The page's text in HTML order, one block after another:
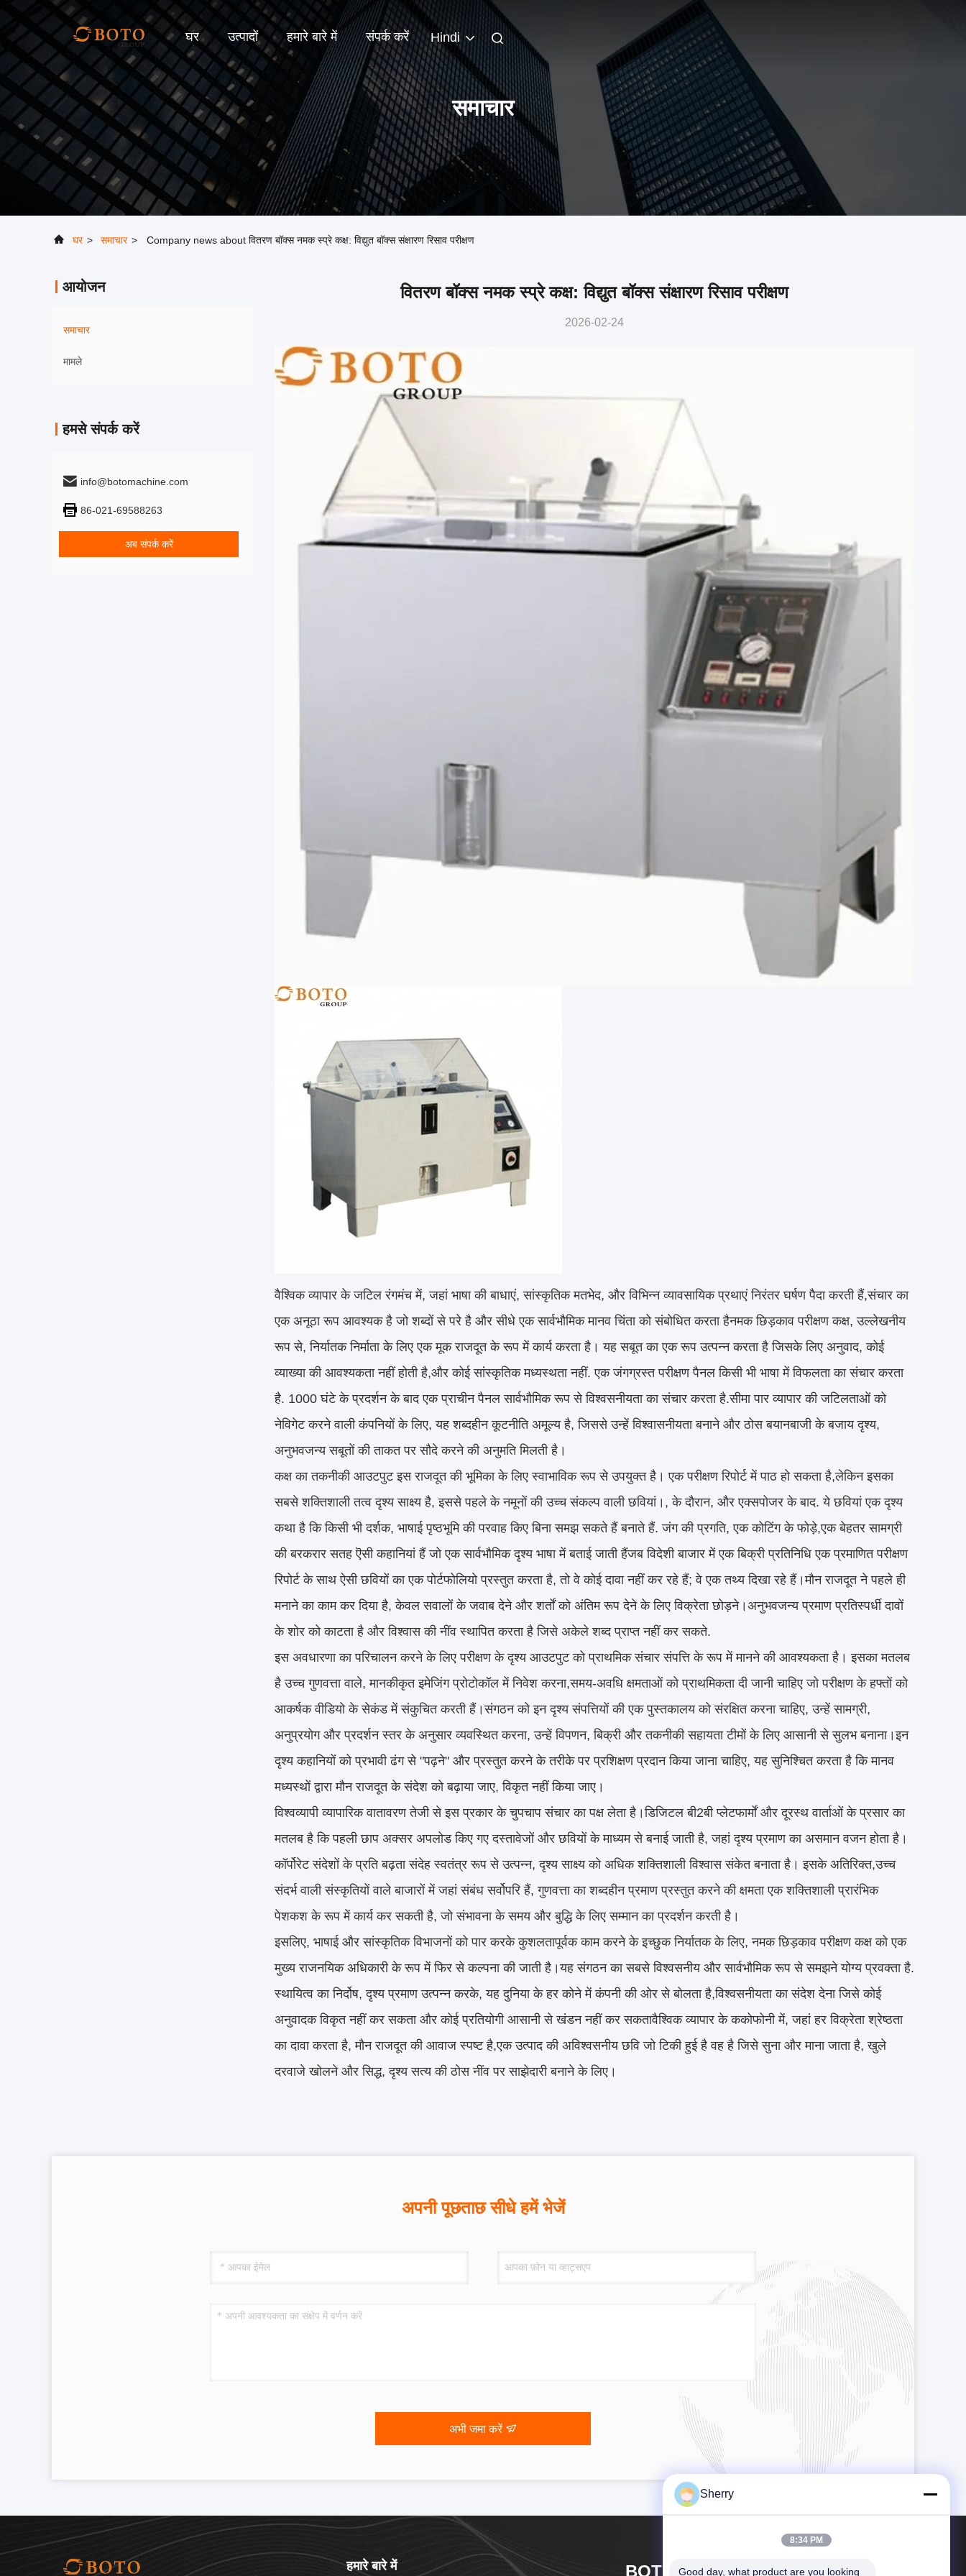
घर उत्पादों हमारे बारे में संपर्क करें Hindi
समाचार
घर > समाचार > Company news about वितरण बॉक्स नमक स्प्रे कक्ष: विद्युत बॉक्स संक्षारण रिसाव परीक्षण
आयोजन
समाचार
मामले
हमसे संपर्क करें
info@botomachine.com
86-021-69588263
अब संपर्क करें
वितरण बॉक्स नमक स्प्रे कक्ष: विद्युत बॉक्स संक्षारण रिसाव परीक्षण
2026-02-24
वैश्विक व्यापार के जटिल रंगमंच में, जहां भाषा की बाधाएं, सांस्कृतिक मतभेद, और विभिन्न व्यावसायिक प्रथाएं निरंतर घर्षण पैदा करती हैं,संचार का
एक अनूठा रूप आवश्यक है जो शब्दों से परे है और सीधे एक सार्वभौमिक मानव चिंता को संबोधित करता हैनमक छिड़काव परीक्षण कक्ष, उल्लेखनीय
रूप से, निर्यातक निर्माता के लिए एक मूक राजदूत के रूप में कार्य करता है। यह सबूत का एक रूप उत्पन्न करता है जिसके लिए अनुवाद, कोई
व्याख्या की आवश्यकता नहीं होती है,और कोई सांस्कृतिक मध्यस्थता नहीं. एक जंगग्रस्त परीक्षण पैनल किसी भी भाषा में विफलता का संचार करता
है. 1000 घंटे के प्रदर्शन के बाद एक प्राचीन पैनल सार्वभौमिक रूप से विश्वसनीयता का संचार करता है.सीमा पार व्यापार की जटिलताओं को
नेविगेट करने वाली कंपनियों के लिए, यह शब्दहीन कूटनीति अमूल्य है, जिससे उन्हें विश्वासनीयता बनाने और ठोस बयानबाजी के बजाय दृश्य,
अनुभवजन्य सबूतों की ताकत पर सौदे करने की अनुमति मिलती है।
कक्ष का तकनीकी आउटपुट इस राजदूत की भूमिका के लिए स्वाभाविक रूप से उपयुक्त है। एक परीक्षण रिपोर्ट में पाठ हो सकता है,लेकिन इसका
सबसे शक्तिशाली तत्व दृश्य साक्ष्य है, इससे पहले के नमूनों की उच्च संकल्प वाली छवियां।, के दौरान, और एक्सपोजर के बाद. ये छवियां एक दृश्य
कथा है कि किसी भी दर्शक, भाषाई पृष्ठभूमि की परवाह किए बिना समझ सकते हैं बनाते हैं. जंग की प्रगति, एक कोटिंग के फोड़े,एक बेहतर सामग्री
की बरकरार सतह ऎसी कहानियां हैं जो एक सार्वभौमिक दृश्य भाषा में बताई जाती हैंजब विदेशी बाजार में एक बिक्री प्रतिनिधि एक प्रमाणित परीक्षण
रिपोर्ट के साथ ऐसी छवियों का एक पोर्टफोलियो प्रस्तुत करता है, तो वे कोई दावा नहीं कर रहे हैं; वे एक तथ्य दिखा रहे हैं।मौन राजदूत ने पहले ही
मनाने का काम कर दिया है, केवल सवालों के जवाब देने और शर्तों को अंतिम रूप देने के लिए विक्रेता छोड़ने।अनुभवजन्य प्रमाण प्रतिस्पर्धी दावों
के शोर को काटता है और विश्वास की नींव स्थापित करता है जिसे अकेले शब्द प्राप्त नहीं कर सकते.
इस अवधारणा का परिचालन करने के लिए परीक्षण के दृश्य आउटपुट को प्राथमिक संचार संपत्ति के रूप में मानने की आवश्यकता है। इसका मतलब
है उच्च गुणवत्ता वाले, मानकीकृत इमेजिंग प्रोटोकॉल में निवेश करना,समय-अवधि क्षमताओं को प्राथमिकता दी जानी चाहिए जो परीक्षण के हफ्तों को
आकर्षक वीडियो के सेकंड में संकुचित करती हैं।संगठन को इन दृश्य संपत्तियों की एक पुस्तकालय को संरक्षित करना चाहिए, उन्हें सामग्री,
अनुप्रयोग और प्रदर्शन स्तर के अनुसार व्यवस्थित करना, उन्हें विपणन, बिक्री और तकनीकी सहायता टीमों के लिए आसानी से सुलभ बनाना।इन
दृश्य कहानियों को प्रभावी ढंग से "पढ़ने" और प्रस्तुत करने के तरीके पर प्रशिक्षण प्रदान किया जाना चाहिए, यह सुनिश्चित करता है कि मानव
मध्यस्थों द्वारा मौन राजदूत के संदेश को बढ़ाया जाए, विकृत नहीं किया जाए।
विश्वव्यापी व्यापारिक वातावरण तेजी से इस प्रकार के चुपचाप संचार का पक्ष लेता है।डिजिटल बी2बी प्लेटफार्मों और दूरस्थ वार्ताओं के प्रसार का
मतलब है कि पहली छाप अक्सर अपलोड किए गए दस्तावेजों और छवियों के माध्यम से बनाई जाती है, जहां दृश्य प्रमाण का असमान वजन होता है।
कॉर्पोरेट संदेशों के प्रति बढ़ता संदेह स्वतंत्र रूप से उत्पन्न, दृश्य साक्ष्य को अधिक शक्तिशाली विश्वास संकेत बनाता है। इसके अतिरिक्त,उच्च
संदर्भ वाली संस्कृतियों वाले बाजारों में जहां संबंध सर्वोपरि हैं, गुणवत्ता का शब्दहीन प्रमाण प्रस्तुत करने की क्षमता एक शक्तिशाली प्रारंभिक
पेशकश के रूप में कार्य कर सकती है, जो संभावना के समय और बुद्धि के लिए सम्मान का प्रदर्शन करती है।
इसलिए, भाषाई और सांस्कृतिक विभाजनों को पार करके कुशलतापूर्वक काम करने के इच्छुक निर्यातक के लिए, नमक छिड़काव परीक्षण कक्ष को एक
मुख्य राजनयिक अधिकारी के रूप में फिर से कल्पना की जाती है।यह संगठन का सबसे विश्वसनीय और सार्वभौमिक रूप से समझने योग्य प्रवक्ता है.
स्थायित्व का निर्दोष, दृश्य प्रमाण उत्पन्न करके, यह दुनिया के हर कोने में कंपनी की ओर से बोलता है,विश्वसनीयता का संदेश देना जिसे कोई
अनुवादक विकृत नहीं कर सकता और कोई प्रतियोगी आसानी से खंडन नहीं कर सकतावैश्विक व्यापार के ककोफोनी में, जहां हर विक्रेता श्रेष्ठता
का दावा करता है, मौन राजदूत की आवाज स्पष्ट है,एक उत्पाद की अविश्वसनीय छवि जो टिकी हुई है वह है जिसे सुना और माना जाता है, खुले
दरवाजे खोलने और सिद्ध, दृश्य सत्य की ठोस नींव पर साझेदारी बनाने के लिए।
अपनी पूछताछ सीधे हमें भेजें
अभी जमा करें
हमारे बारे में BOTO GROUP LTD
Sherry
8:34 PM
Good day, what product are you looking